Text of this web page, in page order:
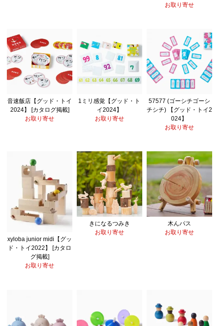
お取り寄せ
音速飯店【グッド・トイ
2024】 [カタログ掲載]
お取り寄せ
1ミリ感覚【グッド・ト
イ2024】
お取り寄せ
57577 (ゴーシチゴーシ
チシチ) 【グッド・トイ2
024】
お取り寄せ
xyloba junior midi【グッ
ド・トイ2022】 [カタロ
グ掲載]
お取り寄せ
きになるつみき
お取り寄せ
木んパス
お取り寄せ